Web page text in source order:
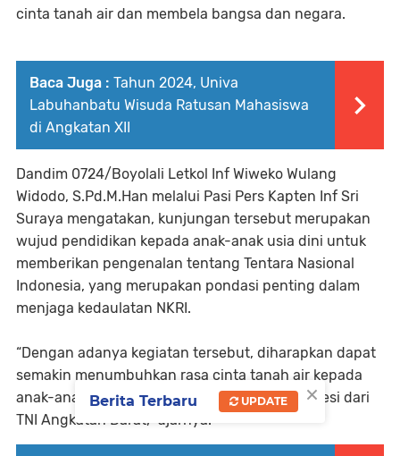
cinta tanah air dan membela bangsa dan negara.
Baca Juga : Tahun 2024, Univa
Labuhanbatu Wisuda Ratusan Mahasiswa
di Angkatan XII
Dandim 0724/Boyolali Letkol Inf Wiweko Wulang
Widodo, S.Pd.M.Han melalui Pasi Pers Kapten Inf Sri
Suraya mengatakan, kunjungan tersebut merupakan
wujud pendidikan kepada anak-anak usia dini untuk
memberikan pengenalan tentang Tentara Nasional
Indonesia, yang merupakan pondasi penting dalam
menjaga kedaulatan NKRI.
“Dengan adanya kegiatan tersebut, diharapkan dapat
semakin menumbuhkan rasa cinta tanah air kepada
anak-anak usia dini, dengan mengetahui profesi dari
TNI Angkatan Darat,” ujarnya.
×
Berita Terbaru UPDATE